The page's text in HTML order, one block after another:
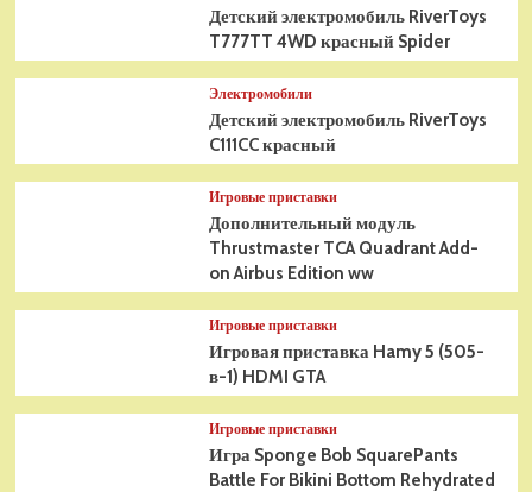
Детский электромобиль RiverToys
T777TT 4WD красный Spider
Электромобили
Детский электромобиль RiverToys
C111CC красный
Игровые приставки
Дополнительный модуль
Thrustmaster TCA Quadrant Add-
on Airbus Edition ww
Игровые приставки
Игровая приставка Hamy 5 (505-
в-1) HDMI GTA
Игровые приставки
Игра Sponge Bob SquarePants
Battle For Bikini Bottom Rehydrated